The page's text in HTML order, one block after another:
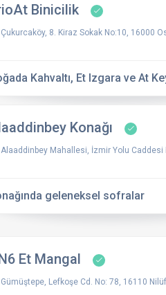
Binicilik
Çukurcaköy, 8. Kiraz Sokak No:10, 16000
Kahvaltı, Et Izgara ve At
Konağı
Alaaddinbey Mahallesi, İzmir Yolu Caddesi No:428,
geleneksel sofralar
Et Mangal
Gümüştepe, Lefkoşe Cd. No: 78, 16110